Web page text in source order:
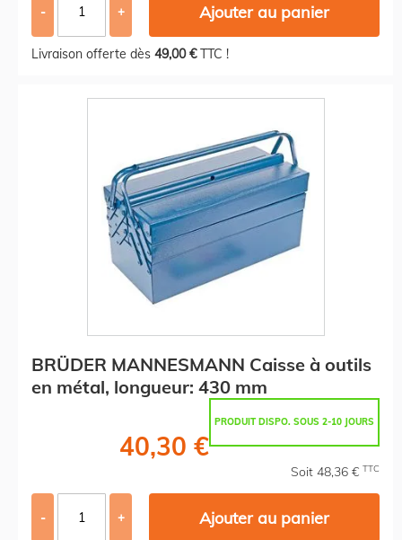
- + Ajouter au panier
Livraison offerte dès 49,00 €TTC !
BRÜDER MANNESMANN Caisse à outils
en métal, longueur: 430 mm
PRODUIT DISPO. SOUS 2-10 JOURS
40,30 €
Soit 48,36 € TTC
- + Ajouter au panier